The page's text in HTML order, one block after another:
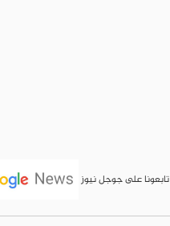
تابعونا على جوجل نيوز